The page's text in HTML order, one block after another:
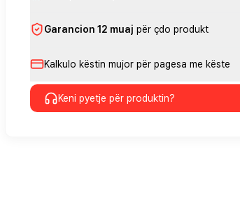
Garancion 12 muaj për çdo produkt
Kalkulo këstin mujor për pagesa me këste
Keni pyetje për produktin?